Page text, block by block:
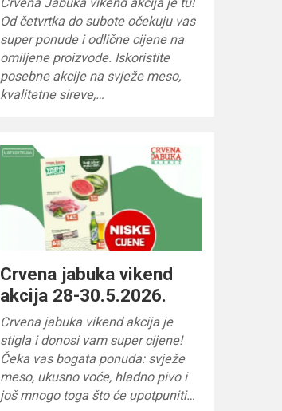
Od četvrtka do subote očekuju vas
super ponude i odlične cijene na
omiljene proizvode. Iskoristite
posebne akcije na svježe meso,
kvalitetne sireve,…
Crvena jabuka vikend
akcija 28-30.5.2026.
Crvena jabuka vikend akcija je
stigla i donosi vam super cijene!
Čeka vas bogata ponuda: svježe
meso, ukusno voće, hladno pivo i
još mnogo toga što će upotpuniti…